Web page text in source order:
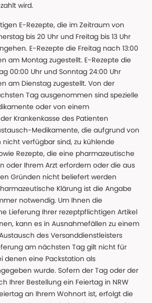
wird.
E-Rezepte, die im Zeitraum von
bis 20 Uhr und Freitag bis 13 Uhr
E-Rezepte die Freitag nach 13:00
am Montag zugestellt. E-Rezepte die
00:00 Uhr und Sonntag 24:00 Uhr
am Dienstag zugestellt. Von der
Tag ausgenommen sind spezielle
oder von einem
Krankenkasse des Patienten
Medikamente, die aufgrund von
nicht verfügbar sind, zu kühlende
Rezepte, die eine pharmazeutische
oder Ihrem Arzt erfordern oder die aus
Gründen nicht beliefert werden
Klärung ist die Angabe
notwendig. Um Ihnen die
Lieferung Ihrer rezeptpflichtigen Artikel
kann es in Ausnahmefällen zu einem
des Versanddienstleisters
am nächsten Tag gilt nicht für
denen eine Packstation als
wurde. Sofern der Tag oder der
Ihrer Bestellung ein Feiertag in NRW
an Ihrem Wohnort ist, erfolgt die